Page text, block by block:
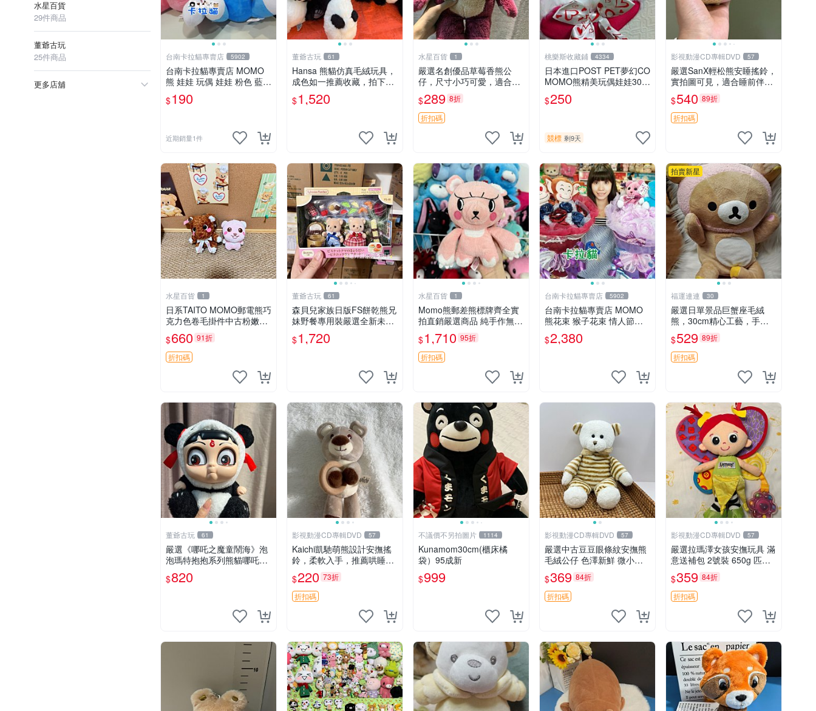
水星百貨
29件商品
董爺古玩
25件商品
更多店舖
台南卡拉貓專賣店 5902
台南卡拉貓專賣店 MOMO
熊 娃娃 玩偶 娃娃 粉色 藍色
2色分售
$190
近期銷量1件
董爺古玩 61
Hansa 熊貓仿真毛絨玩具，
成色如一推薦收藏，拍下無
疑心 熊貓 毛絨玩具 收藏
$1,520
水星百貨 1
嚴選名創優品草莓香熊公
仔，尺寸小巧可愛，適合收
藏賞玩 30cm 玩具 公仔 草
莓熊
$289 8折
折扣碼
桃樂斯收藏鋪 4334
日本進口POST PET夢幻CO
MOMO熊精美玩偶娃娃30c
m
$250
競標 剩9天
影視動漫CD專輯DVD 57
嚴選SanX輕松熊安睡搖鈴，
實拍圖可見，適合睡前伴
侶， Picks安撫好物 0325
懸吊 電腦
$540 89折
折扣碼
水星百貨 1
日系TAITO MOMO郵電熊巧
克力色卷毛掛件中古粉嫩玩
偶微瑕推薦 postpet momo
郵電熊 中古玩偶
$660 91折
折扣碼
董爺古玩 61
森貝兒家族日版FS餅乾熊兄
妹野餐專用裝嚴選全新未開
封，包含兩組大童款紙盒
裝，適合收藏與分享。 餅乾
$1,720
水星百貨 1
Momo熊郵差熊標牌齊全實
拍直銷嚴選商品 純手作無修
圖可收藏 郵差熊 Momo熊
標牌 商品
$1,710 95折
折扣碼
台南卡拉貓專賣店 5902
台南卡拉貓專賣店 MOMO
熊花束 猴子花束 情人節禮
物 二選一 可繡字 可今天寄
明天到
$2,380
拍賣新星
福運連連 30
嚴選日單景品巨蟹座毛絨
熊，30cm精心工藝，手感
軟糯推薦收藏送人 巨蟹座
毛絨玩具 精緻做工
$529 89折
折扣碼
董爺古玩 61
嚴選《哪吒之魔童鬧海》泡
泡瑪特抱抱系列熊貓哪吒搪
膠臉毛絨， STATE：如圖顯
示 哪吒 毛絨公仔 泡泡瑪特
$820
影視動漫CD專輯DVD 57
Kaichi凱馳萌熊設計安撫搖
鈴，柔軟入手，推薦哄睡好
選擇 熊公仔 安撫玩具 喂食
環
$220 73折
折扣碼
不議價不另拍圖片 1114
Kunamom30cm(櫃床橘
袋）95成新
$999
影視動漫CD專輯DVD 57
嚴選中古豆豆眼條紋安撫熊
毛絨公仔 色澤新鮮 微小瑕
疵可收藏 中古 安撫熊 條紋
公仔
$369 84折
折扣碼
影視動漫CD專輯DVD 57
嚴選拉瑪澤女孩安撫玩具 滿
意送補包 2號裝 650g 匹配
嬰幼童舒壓好伴侶 女孩專用
安心選擇 安撫玩偶 衝包 玩
具
$359 84折
折扣碼